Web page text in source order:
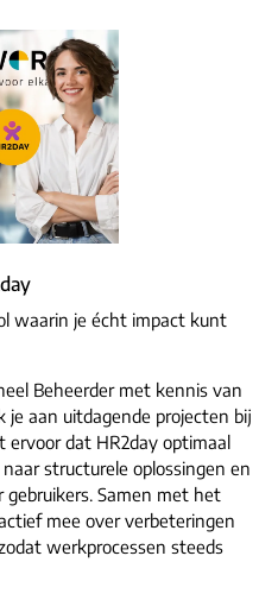
waarin je écht impact kunt
Beheerder met kennis van
je aan uitdagende projecten bij
ervoor dat HR2day optimaal
structurele oplossingen en
Samen met het
mee over verbeteringen
werkprocessen steeds